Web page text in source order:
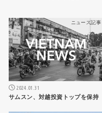
ニュース記事
2024.01.31
サムスン、対越投資トップを保持